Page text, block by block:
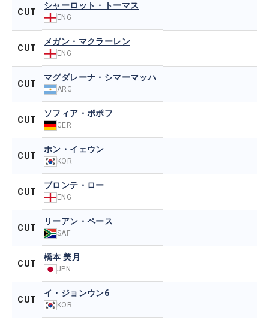
CUT
シャーロット・トーマス
ENG
CUT
メガン・マクラーレン
ENG
CUT
マグダレーナ・シマーマッハ
ARG
CUT
ソフィア・ポポフ
GER
CUT
ホン・イェウン
KOR
CUT
ブロンテ・ロー
ENG
CUT
リーアン・ペース
SAF
CUT
橋本 美月
JPN
CUT
イ・ジョンウン6
KOR